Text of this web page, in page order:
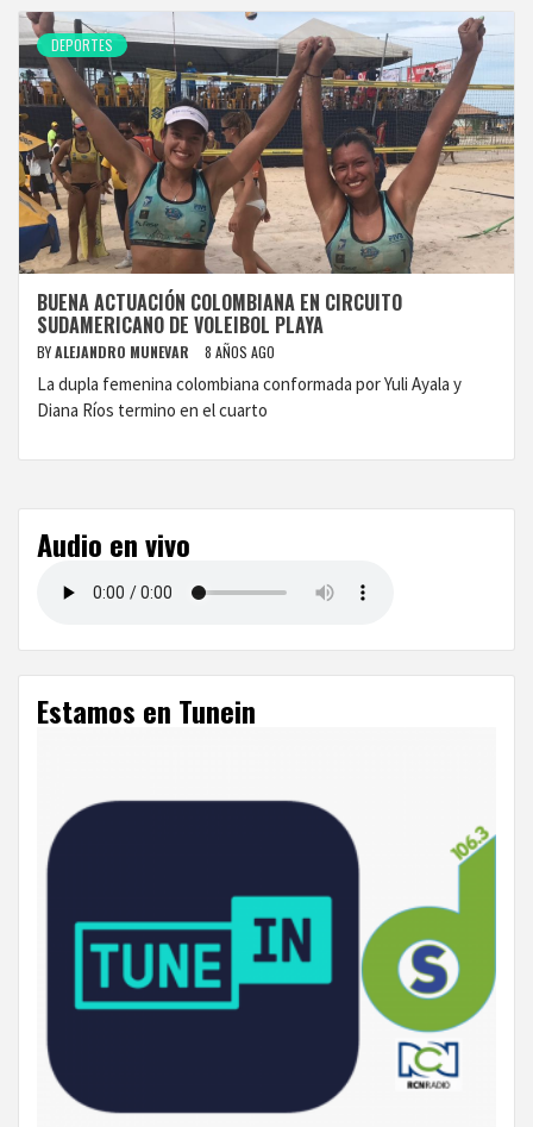
DEPORTES
BUENA ACTUACIÓN COLOMBIANA EN CIRCUITO
SUDAMERICANO DE VOLEIBOL PLAYA
BYALEJANDRO MUNEVAR 8 AÑOS AGO
La dupla femenina colombiana conformada por Yuli Ayala y
Diana Ríos termino en el cuarto
Audio en vivo
Estamos en Tunein